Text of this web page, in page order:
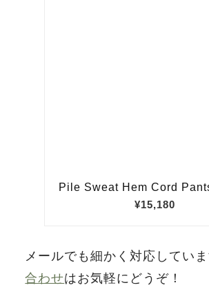
メールでも細かく対応していま
合わせはお気軽にどうぞ！